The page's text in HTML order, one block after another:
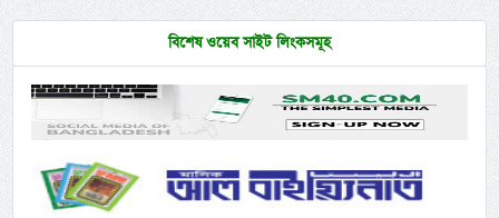
বিশেষ ওয়েব সাইট লিংকসমূহ